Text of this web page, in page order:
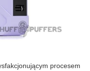
procesem